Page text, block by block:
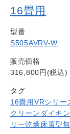
16畳用
型番
S505AVRV-W
販売価格
316,800円(税込)
タグ
16畳用VRシリー
クリーン ダイキン
リー乾燥 床置型